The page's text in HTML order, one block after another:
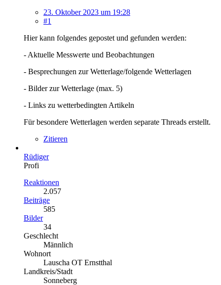
23. Oktober 2023 um 19:28
#1
Hier kann folgendes gepostet und gefunden werden:
- Aktuelle Messwerte und Beobachtungen
- Besprechungen zur Wetterlage/folgende Wetterlagen
- Bilder zur Wetterlage (max. 5)
- Links zu wetterbedingten Artikeln
Für besondere Wetterlagen werden separate Threads erstellt.
Zitieren
Rüdiger
Profi
Reaktionen
2.057
Beiträge
585
Bilder
34
Geschlecht
Männlich
Wohnort
Lauscha OT Ernstthal
Landkreis/Stadt
Sonneberg